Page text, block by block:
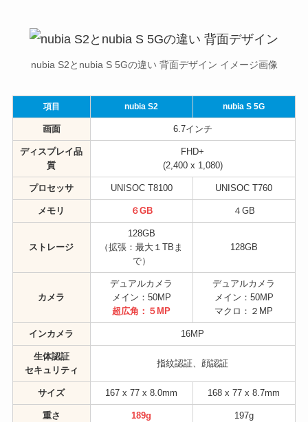
nubia S2とnubia S 5Gの違い 背面デザイン イメージ画像
項目 nubia S2 nubia S 5G
画面 6.7インチ
ディスプレイ品
質
FHD+
(2,400 x 1,080)
プロセッサ UNISOC T8100 UNISOC T760
メモリ ６GB ４GB
ストレージ
128GB
（拡張：最大１TBま
で）
128GB
カメラ
デュアルカメラ
メイン：50MP
超広角：５MP
デュアルカメラ
メイン：50MP
マクロ：２MP
インカメラ 16MP
生体認証
セキュリティ
指紋認証、顔認証
サイズ 167 x 77 x 8.0mm 168 x 77 x 8.7mm
重さ 189g 197g